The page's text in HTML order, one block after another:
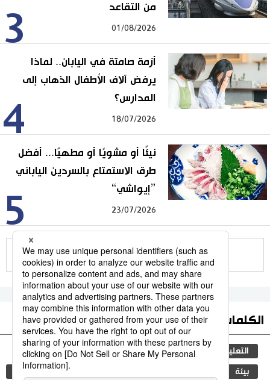
3
من التقاعد
01/08/2026
4
أزمة صامتة في اليابان.. لماذا
يرفض آلاف الأطفال الذهاب إلى
المدارس؟
18/07/2026
5
نيئًا أو مشويًا أو مطهيًا... أفضل
طرق الاستمتاع بالسردين الياباني
”إيواشي“
23/07/2026
للمزيد
الكلمات الأكثر بحثا
التعليم الياباني جيجي برس ثقافة مجتمع
بيئة الحياة البرية اليابان